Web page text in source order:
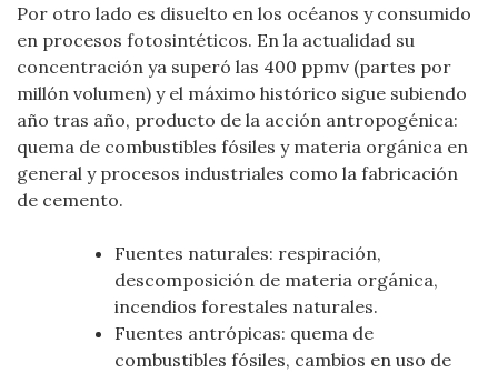
Por otro lado es disuelto en los océanos y consumido
en procesos fotosintéticos. En la actualidad su
concentración ya superó las 400 ppmv (partes por
millón volumen) y el máximo histórico sigue subiendo
año tras año, producto de la acción antropogénica:
quema de combustibles fósiles y materia orgánica en
general y procesos industriales como la fabricación
de cemento.
Fuentes naturales: respiración,
descomposición de materia orgánica,
incendios forestales naturales.
Fuentes antrópicas: quema de
combustibles fósiles, cambios en uso de